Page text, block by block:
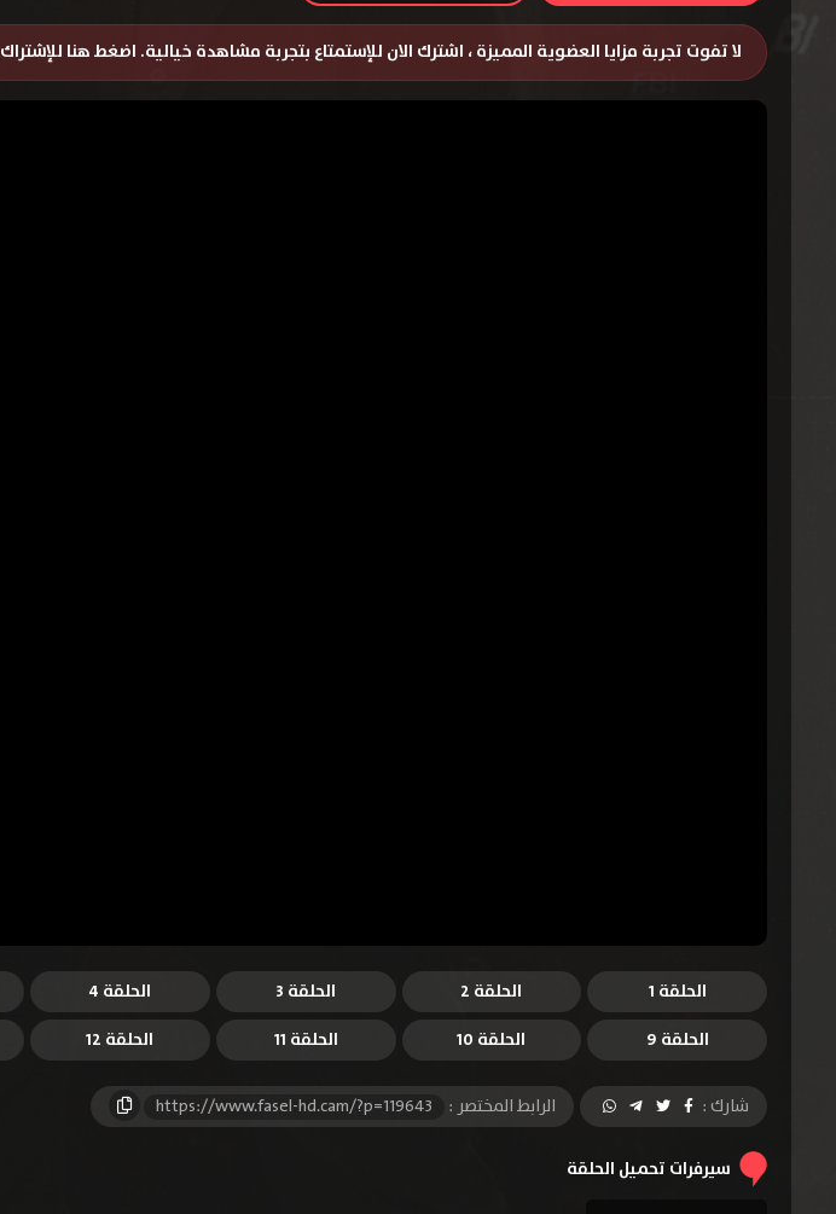
لا تفوت تجربة مزايا العضوية المميزة ، اشترك الان للإستمتاع بتجربة مشاهدة خيالية. اضغط هنا للإشتراك
الحلقة 1 الحلقة 2 الحلقة 3 الحلقة 4
الحلقة 9
الحلقة 10 الحلقة 11 الحلقة 12
شارك : الرابط المختصر : https://www.fasel-hd.cam/?p=119643
سيرفرات تحميل الحلقة